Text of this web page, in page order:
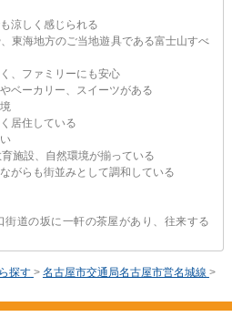
涼しく感じられる
東海地方のご当地遊具である富士山すべ
、ファミリーにも安心
ベーカリー、スイーツがある
居住している
施設、自然環境が揃っている
がらも街並みとして調和している
道の坂に一軒の茶屋があり、往来する
探す > 名古屋市交通局名古屋市営名城線 >